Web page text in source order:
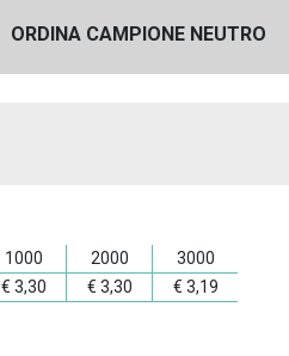
ORDINA CAMPIONE NEUTRO
1000 2000
3000
€ 3,30 € 3,30 € 3,19